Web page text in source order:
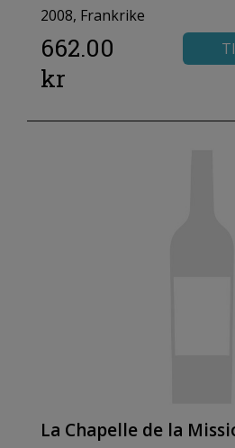
2008, Frankrike
662.00
kr
La Chapelle de la